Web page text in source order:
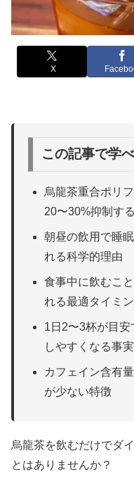
X
この記事で学
烏龍茶重合ポリ
20〜30%抑制す
朝昼の飲用で睡
れる科学的理由
食事中に飲むこ
れる最適タイミ
1日2〜3杯が目
しやすくなる事実
カフェイン含有
が少ない特徴
烏龍茶を飲むだけでダ
とはありませんか？